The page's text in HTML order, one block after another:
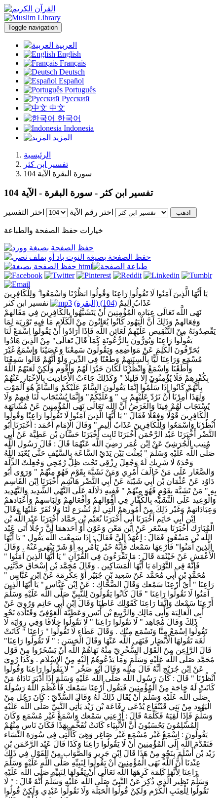
Toggle navigation
العربية
English
Français
Deutsch
Español
Português
Русский
中文
한국어
Indonesia
المزيد
الرئيسية
تفسير ابن كثر
سورة البقرة الآية 104
تفسير ابن كثر - سورة البقرة - الآية 104
اختر رقم الآية اختر التفسير
خيارات حفظ الصفحة والطباعة
يَا أَيُّهَا الَّذِينَ آمَنُوا لَا تَقُولُوا رَاعِنَا وَقُولُوا انظُرْنَا وَاسْمَعُوا ۗ وَلِلْكَافِرِينَ
عَذَابٌ أَلِيمٌ (104) (البقرة)
تفسير ابن كثر
نَهَى اللَّه تَعَالَى عِبَاده الْمُؤْمِنِينَ أَنْ يَتَشَبَّهُوا بِالْكَافِرِينَ فِي مَقَالهمْ
وَفِعَالهمْ وَذَلِكَ أَنَّ الْيَهُود كَانُوا يُعَانُونَ مِنْ الْكَلَام مَا فِيهِ تَوْرِيَة لِمَا
يَقْصِدُونَهُ مِنْ التَّنْقِيص عَلَيْهِمْ لَعَائِن اللَّه فَإِذَا أَرَادُوا أَنْ يَقُولُوا اِسْمَعْ لَنَا
يَقُولُوا رَاعِنَا وَيُوَرُّونَ بِالرُّعُونَةِ كَمَا قَالَ تَعَالَى" مِنْ الَّذِينَ هَادُوا
يُحَرِّفُونَ الْكَلِمَ عَنْ مَوَاضِعِهِ وَيَقُولُونَ سَمِعْنَا وَعَصَيْنَا وَاسْمَعْ غَيْرَ
مُسْمَع وَرَاعِنَا لَيًّا بِأَلْسِنَتِهِمْ وَطَعْنًا فِي الدِّين وَلَوْ أَنَّهُمْ قَالُوا سَمِعْنَا
وَأَطَعْنَا وَاسْمَعْ وَانْظُرْنَا لَكَانَ خَيْرًا لَهُمْ وَأَقْوَم وَلَكِنْ لَعَنَهُمْ اللَّهُ
بِكُفْرِهِمْ فَلَا يُؤْمِنُونَ إِلَّا قَلِيلًا " وَكَذَلِكَ جَاءَتْ الْأَحَادِيث بِالْإِخْبَارِ عَنْهُمْ
بِأَنَّهُمْ كَانُوا إِذَا سَلَّمُوا إِنَّمَا يَقُولُونَ السَّامّ عَلَيْكُمْ وَالسَّامّ هُوَ الْمَوْت
وَلِهَذَا أُمِرْنَا أَنْ نَرُدّ عَلَيْهِمْ بِ " وَعَلَيْكُمْ" وَإِنَّمَا يُسْتَجَاب لَنَا فِيهِمْ وَلَا
يُسْتَجَاب لَهُمْ فِينَا وَالْغَرَضُ أَنَّ اللَّه تَعَالَى نَهَى الْمُؤْمِنِينَ عَنْ مُشَابَهَة
الْكَافِرِينَ قَوْلًا وَفِعْلًا فَقَالَ " يَا أَيُّهَا الَّذِينَ آمَنُوا لَا تَقُولُوا رَاعِنًا وَقُولُوا
اُنْظُرْنَا وَاسْمَعُوا وَلِلْكَافِرِينَ عَذَابٌ أَلِيم " وَقَالَ الْإِمَام أَحْمَد : أَخْبَرَنَا أَبُو
النَّضْر أَخْبَرَنَا عَبْد الرَّحْمَن أَخْبَرَنَا ثَابِت أَخْبَرَنَا حَسَّان بْن عَطِيَّة عَنْ أَبِي
مُنِيب الْجُرَشِيّ عَنْ اِبْن عُمَر رَضِيَ اللَّه عَنْهُمَا قَالَ : قَالَ رَسُول اللَّه
صَلَّى اللَّه عَلَيْهِ وَسَلَّمَ " بُعِثْت بَيْن يَدَيْ السَّاعَة بِالسَّيْفِ حَتَّى يُعْبَد اللَّهُ
وَحْدَهُ لَا شَرِيك لَهُ وَجُعِلَ رِزْقِي تَحْت ظِلّ رُمْحِي وَجُعِلَتْ الذِّلَّة
وَالصَّغَار عَلَى مَنْ خَالَفَ أَمْرِي وَمَنْ تَشَبَّهَ بِقَوْمٍ فَهُوَ مِنْهُمْ " وَرَوَى أَبُو
دَاوُد عَنْ عُثْمَان بْن أَبِي شَيْبَة عَنْ أَبِي النَّضْر هَاشِم أَخْبَرَنَا اِبْن الْقَاسِم
بِهِ " مَنْ تَشَبَّهَ بِقَوْمٍ فَهُوَ مِنْهُمْ " فَفِيهِ دَلَالَة عَلَى النَّهْي الشَّدِيد وَالتَّهْدِيد
وَالْوَعِيد عَلَى التَّشَبُّه بِالْكُفَّارِ فِي أَقْوَالهمْ وَأَفْعَالهمْ وَلِبَاسهمْ وَأَعْيَادهمْ
وَعِبَادَاتهمْ وَغَيْر ذَلِكَ مِنْ أُمُورهمْ الَّتِي لَمْ تُشْرَع لَنَا وَلَا نُقَرّ عَلَيْهَا وَقَالَ
اِبْن أَبِي حَاتِم أَخْبَرَنَا أَبِي أَخْبَرَنَا نُعَيْم بْن حَمَّاد أَخْبَرَنَا عَبْد اللَّه بْن
الْمُبَارَك أَخْبَرَنَا مِسْعَر عَنْ اِبْن مَعْن وَعَوْن أَوْ أَحَدهمَا أَنَّ رَجُلًا أَتَى عَبْد
اللَّه بْن مَسْعُود فَقَالَ : اِعْهَدْ إِلَيَّ فَقَالَ : إِذَا سَمِعْت اللَّه يَقُول " يَا أَيُّهَا
الَّذِينَ آمَنُوا" فَأَرْعِهَا سَمْعك فَإِنَّهُ خَيْر يَأْمُر بِهِ أَوْ شَرّ يَنْهَى عَنْهُ . وَقَالَ
الْأَعْمَش عَنْ خَيْثَمَة قَالَ : مَا تَقْرَءُونَ فِي الْقُرْآنِ " يَا أَيُّهَا الَّذِينَ آمَنُوا "
فَإِنَّهُ فِي التَّوْرَاة يَا أَيُّهَا الْمَسَاكِين . وَقَالَ مُحَمَّد بْن إِسْحَاق حَدَّثَنِي
مُحَمَّد بْن أَبِي مُحَمَّد عَنْ سَعِيد بْن جُبَيْر أَوْ عِكْرِمَة عَنْ اِبْن عَبَّاس "
رَاعِنَا " أَيْ أَرْعِنَا سَمْعك وَقَالَ الضَّحَّاك : عَنْ اِبْن عَبَّاس " يَا أَيّهَا الَّذِينَ
آمَنُوا لَا تَقُولُوا رَاعِنَا " قَالَ كَانُوا يَقُولُونَ لِلنَّبِيِّ صَلَّى اللَّه عَلَيْهِ وَسَلَّمَ
أَرْعِنَا سَمْعك وَإِنَّمَا رَاعِنَا كَقَوْلِك عَاطِنَا وَقَالَ اِبْن أَبِي حَاتِم وَرُوِيَ عَنْ
أَبِي الْعَالِيَة وَأَبِي مَالِك وَالرَّبِيع بْن أَنَس وَعَطِيَّة الْعَوْفِيّ وَقَتَادَة نَحْو
ذَلِكَ وَقَالَ مُجَاهِد " لَا تَقُولُوا رَاعِنَا " لَا تَقُولُوا خِلَافًا وَفِي رِوَايَة لَا
تَقُولُوا اِسْمَعْ مِنَّا وَنَسْمَع مِنْك . وَقَالَ عَطَاء لَا تَقُولُوا " رَاعِنَا " كَانَتْ
لُغَة تَقُولهَا الْأَنْصَار فَنَهَى اللَّه عَنْهَا وَقَالَ الْحَسَن : " لَا تَقُولُوا رَاعِنَا"
قَالَ الرَّاعِن مِنْ الْقَوْل السُّخْرِيّ مِنْهُ نَهَاهُمْ اللَّه أَنْ يَسْخَرُوا مِنْ قَوْل
مُحَمَّد صَلَّى اللَّه عَلَيْهِ وَسَلَّمَ وَمَا يَدْعُوهُمْ إِلَيْهِ مِنْ الْإِسْلَام . وَكَذَا رُوِيَ
عَنْ اِبْن جُرَيْج أَنَّهُ قَالَ مِثْله وَقَالَ أَبُو صَخْر " لَا تَقُولُوا رَاعِنَا وَقُولُوا
اُنْظُرْنَا " قَالَ : كَانَ رَسُول اللَّه صَلَّى اللَّه عَلَيْهِ وَسَلَّمَ إِذَا أَدْبَرَ نَادَاهُ مَنْ
كَانَتْ لَهُ حَاجَة مِنْ الْمُؤْمِنِينَ فَيَقُول أَرْعِنَا سَمْعك فَأَعْظَمَ اللَّهُ رَسُولَهُ
صَلَّى اللَّه عَلَيْهِ وَسَلَّمَ أَنْ يُقَال ذَلِكَ لَهُ وَقَالَ السُّدِّيّ : كَانَ رَجُل مِنْ
الْيَهُود مِنْ بَنِي قَيْنُقَاع يُدْعَى رِفَاعَة بْن زَيْد يَأْتِي النَّبِيّ صَلَّى اللَّه عَلَيْهِ
وَسَلَّمَ فَإِذَا لَقِيَهُ فَكَلَّمَهُ قَالَ : أَرْعِنِي سَمْعك وَاسْمَعْ غَيْر مُسْمَع وَكَانَ
الْمُسْلِمُونَ يَحْسَبُونَ أَنَّ الْأَنْبِيَاء كَانَتْ تُفَخَّم بِهَذَا فَكَانَ نَاس مِنْهُمْ
يَقُولُونَ : اِسْمَعْ غَيْر مُسْمَع غَيْر صَاغِر وَهِيَ كَاَلَّتِي فِي سُورَة النِّسَاء
فَتَقَدَّمَ اللَّه إِلَى الْمُؤْمِنِينَ أَنْ لَا يَقُولُوا رَاعِنَا وَكَذَا قَالَ عَبْد الرَّحْمَن بْن
زَيْد بْن أَسْلَمَ بِنَحْوٍ مِنْ هَذَا قَالَ اِبْن جَرِير وَالصَّوَاب مِنْ الْقَوْل فِي ذَلِكَ
عِنْدنَا أَنَّ اللَّه نَهَى الْمُؤْمِنِينَ أَنْ يَقُولُوا لِنَبِيِّهِ صَلَّى اللَّه عَلَيْهِ وَسَلَّمَ
رَاعِنَا لِأَنَّهَا كَلِمَة كَرِهَهَا اللَّه تَعَالَى أَنْ يَقُولهَا لِنَبِيِّهِ صَلَّى اللَّه عَلَيْهِ
وَسَلَّمَ نَظِير الَّذِي ذُكِرَ عَنْ النَّبِيّ صَلَّى اللَّه عَلَيْهِ وَسَلَّمَ أَنَّهُ قَالَ : " لَا
تَقُولُوا لِلْعِنَبِ الْكَرْم وَلَكِنْ قُولُوا الْحَبَلَة وَلَا تَقُولُوا عَبْدِي وَلَكِنْ قُولُوا